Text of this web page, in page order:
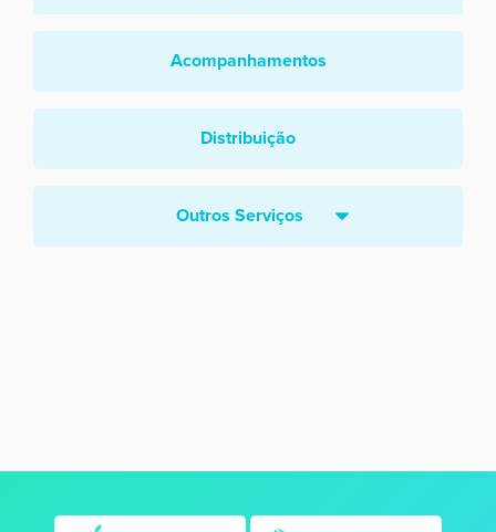
Acompanhamentos
Distribuição
Outros Serviços